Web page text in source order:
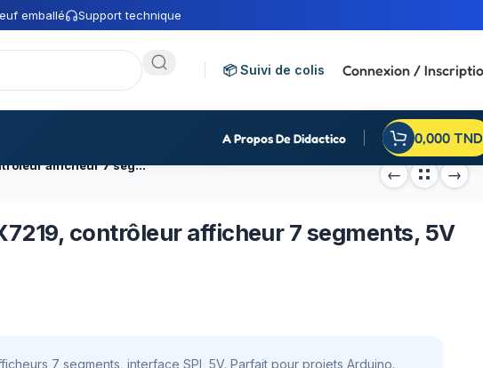
emballé Support technique
📦 Suivi de colis Connexion /
A Propos De Didactico 0,000 TND
Circuit intégré MAX7219, contrôleur afficheur 7 segments, 5V SPI, composant
contrôleur afficheur 7 segments, 5V
7 segments, interface SPI, 5V. Parfait pour projets Arduino.